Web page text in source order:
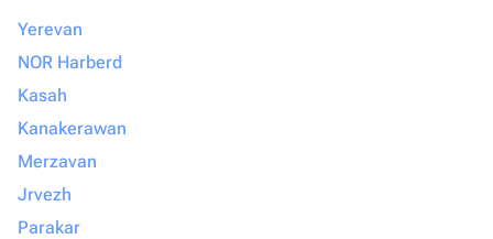
Yerevan
NOR Harberd
Kasah
Kanakerawan
Merzavan
Jrvezh
Parakar